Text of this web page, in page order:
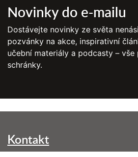
Novinky do e-mailu
Dostávejte novinky ze světa
pozvánky na akce, inspirativní
učební materiály a podcasty – vše
schránky.
Kontakt
NVC Brno, z. s.